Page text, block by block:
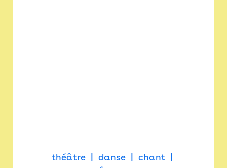
théâtre danse
chant